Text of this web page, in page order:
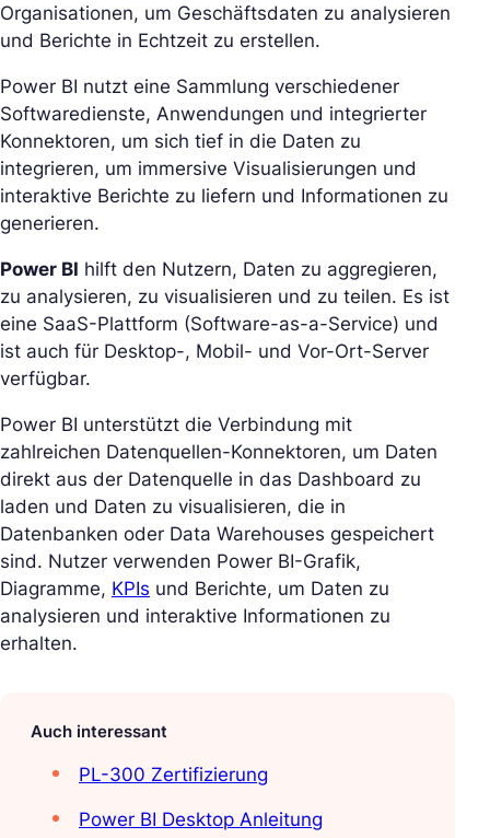
Organisationen, um Geschäftsdaten zu analysieren
und Berichte in Echtzeit zu erstellen.
Power BI nutzt eine Sammlung verschiedener
Softwaredienste, Anwendungen und integrierter
Konnektoren, um sich tief in die Daten zu
integrieren, um immersive Visualisierungen und
interaktive Berichte zu liefern und Informationen zu
generieren.
Power BI hilft den Nutzern, Daten zu aggregieren,
zu analysieren, zu visualisieren und zu teilen. Es ist
eine SaaS-Plattform (Software-as-a-Service) und
ist auch für Desktop-, Mobil- und Vor-Ort-Server
verfügbar.
Power BI unterstützt die Verbindung mit
zahlreichen Datenquellen-Konnektoren, um Daten
direkt aus der Datenquelle in das Dashboard zu
laden und Daten zu visualisieren, die in
Datenbanken oder Data Warehouses gespeichert
sind. Nutzer verwenden Power BI-Grafik,
Diagramme, KPIs und Berichte, um Daten zu
analysieren und interaktive Informationen zu
erhalten.
Auch interessant
PL-300 Zertifizierung
Power BI Desktop Anleitung